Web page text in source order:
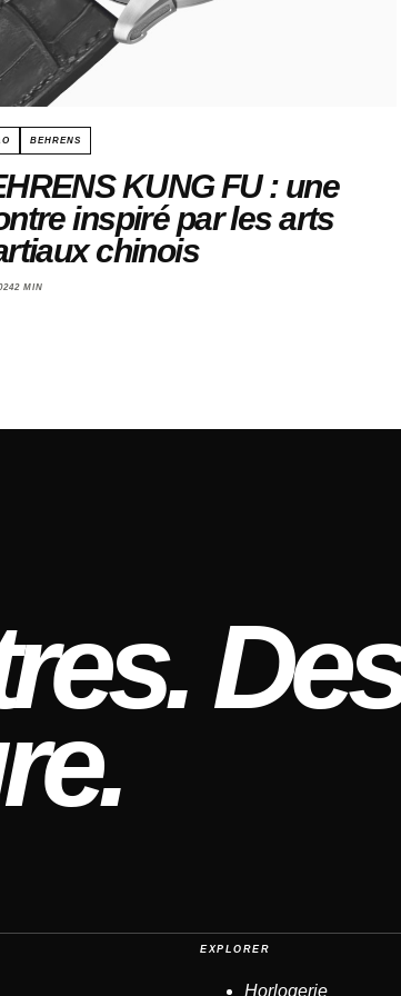
BEHRENS
KUNG FU : une
inspiré par les arts
chinois
2 MIN
EXPLORER
Horlogerie